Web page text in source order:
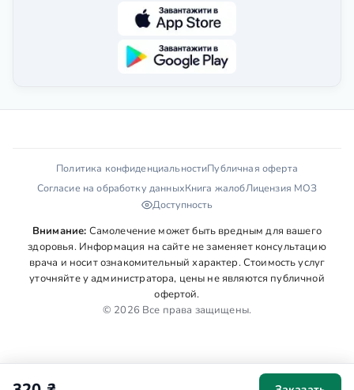
Политика конфиденциальностиПубличная оферта
Согласие на обработку данныхКнига жалобЛицензия МОЗ
Доступность
Внимание: Самолечение может быть вредным для вашего
здоровья. Информация на сайте не заменяет консультацию
врача и носит ознакомительный характер. Стоимость услуг
уточняйте у администратора, цены не являются публичной
офертой.
© 2026 Все права защищены.